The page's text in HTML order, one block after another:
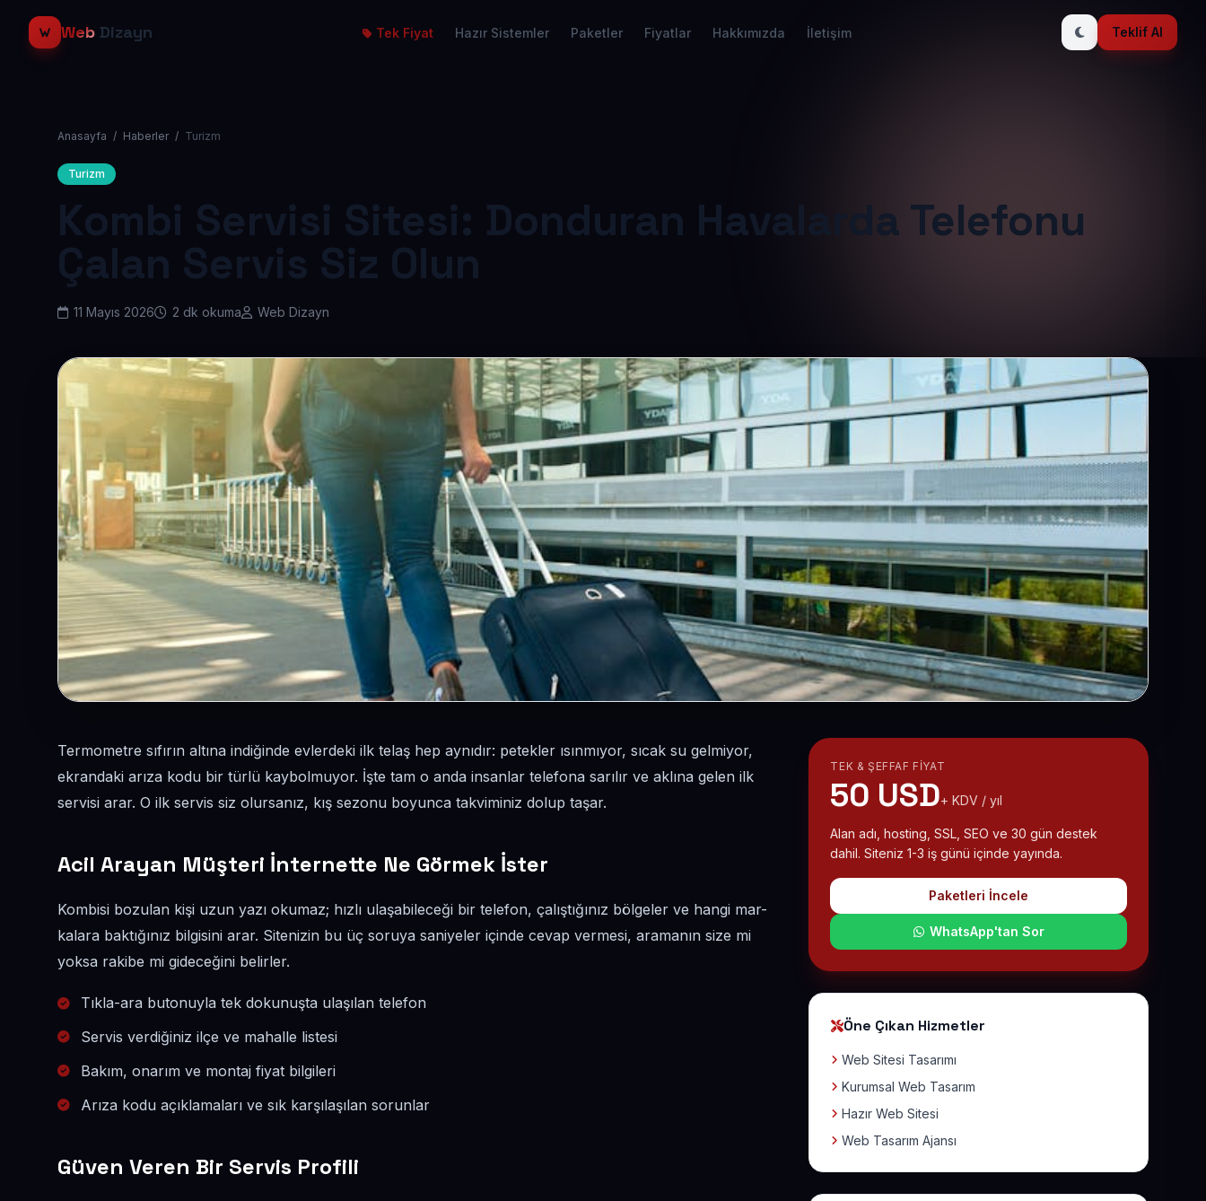
Web Dizayn Tek Fiyat Hazır Sistemler Paketler Fiyatlar Hakkımızda İletişim Teklif Al
Anasayfa / Haberler / Turizm
Turizm
Kombi Servisi Sitesi: Donduran Havalarda Telefonu
Çalan Servis Siz Olun
11 Mayıs 2026 2 dk okuma Web Dizayn
Termometre sıfırın altına indiğinde evlerdeki ilk telaş hep aynıdır: petekler ısınmıyor, sıcak su gelmiyor,
ekrandaki arıza kodu bir türlü kaybolmuyor. İşte tam o anda insanlar telefona sarılır ve aklına gelen ilk
servisi arar. O ilk servis siz olursanız, kış sezonu boyunca takviminiz dolup taşar.
Acil Arayan Müşteri İnternette Ne Görmek İster
Kombisi bozulan kişi uzun yazı okumaz; hızlı ulaşabileceği bir telefon, çalıştığınız bölgeler ve hangi mar-
kalara baktığınız bilgisini arar. Sitenizin bu üç soruya saniyeler içinde cevap vermesi, aramanın size mi
yoksa rakibe mi gideceğini belirler.
Tıkla-ara butonuyla tek dokunuşta ulaşılan telefon
Servis verdiğiniz ilçe ve mahalle listesi
Bakım, onarım ve montaj fiyat bilgileri
Arıza kodu açıklamaları ve sık karşılaşılan sorunlar
Güven Veren Bir Servis Profili
TEK & ŞEFFAF FIYAT
50 USD+ KDV / yıl
Alan adı, hosting, SSL, SEO ve 30 gün destek
dahil. Siteniz 1-3 iş günü içinde yayında.
Paketleri İncele
WhatsApp'tan Sor
Öne Çıkan Hizmetler
Web Sitesi Tasarımı
Kurumsal Web Tasarım
Hazır Web Sitesi
Web Tasarım Ajansı